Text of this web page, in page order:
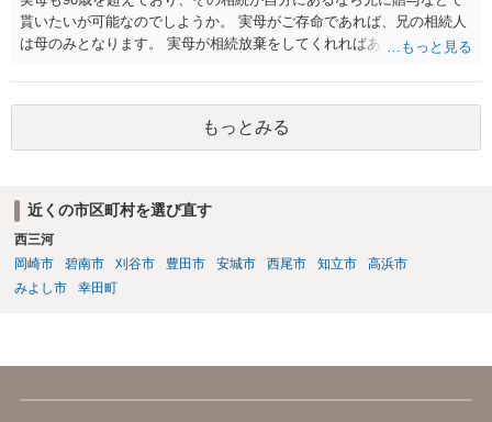
貰いたいが可能なのでしようか。 実母がご存命であれば、兄の相続人
は母のみとなります。 実母が相続放棄をしてくれればあなた方兄弟及
ないと思います。
もっとみる
近くの市区町村を選び直す
西三河
岡崎市
碧南市 刈谷市 豊田市 安城市 西尾市 知立市
高浜市
みよし市
幸田町